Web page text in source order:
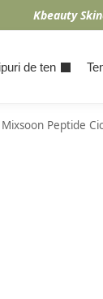
Kbeauty
de ten
Mixsoon Peptide